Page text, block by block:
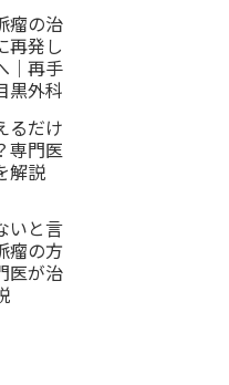
瘤の治
再発し
｜再手
黒外科
るだけ
専門医
解説
いと言
瘤の方
医が治